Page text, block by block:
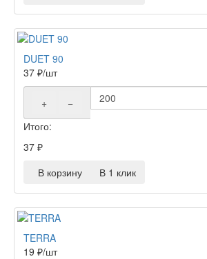
DUET 90
37 ₽/шт
+
−
Итого:
37 ₽
В корзину
В 1 клик
TERRA
19 ₽/шт